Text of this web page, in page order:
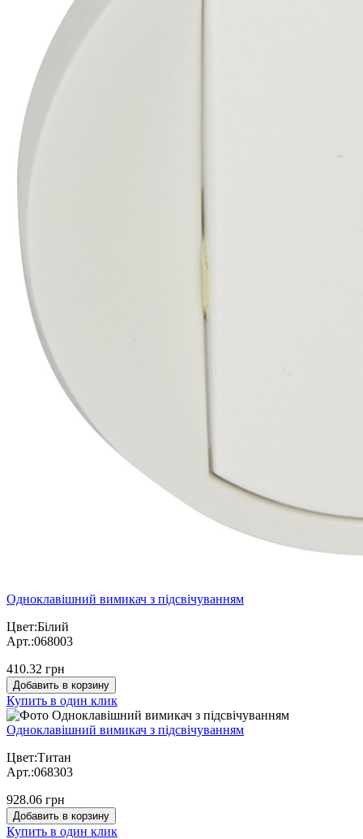
Одноклавішний вимикач з підсвічуванням
Цвет:Білий
Арт.:068003
410.32 грн
Добавить в корзину
Купить в один клик
Одноклавішний вимикач з підсвічуванням
Цвет:Титан
Арт.:068303
928.06 грн
Добавить в корзину
Купить в один клик